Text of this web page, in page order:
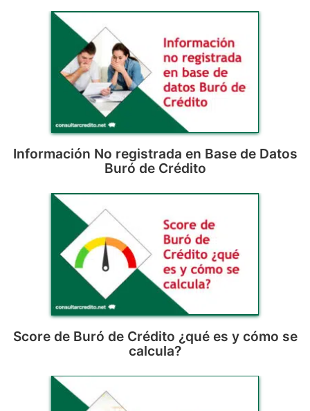
Información No registrada en Base de Datos
Buró de Crédito
Score de Buró de Crédito ¿qué es y cómo se
calcula?